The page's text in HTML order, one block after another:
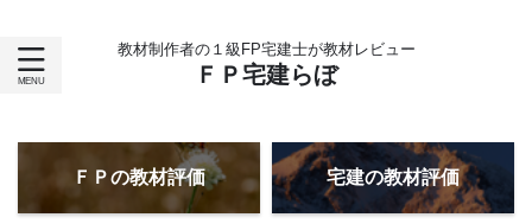
教材制作者の１級FP宅建士が教材レビュー
ＦＰ宅建らぼ
ＦＰの教材評価 宅建の教材評価